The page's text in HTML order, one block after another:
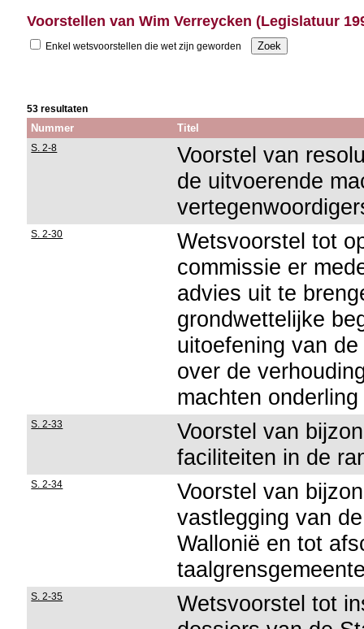
Voorstellen van Wim Verreycken (Legislatuur
Enkel wetsvoorstellen die wet zijn geworden
53 resultaten
Nummer Titel
S. 2-8
Voorstel van
de uitvoerende
S. 2-30
Wetsvoorstel tot
commissie er
advies uit te
grondwettelijke
uitoefening van
over de
machten onderling
S. 2-33
Voorstel van
faciliteiten in de
S. 2-34
Voorstel van
vastlegging van
Wallonië en tot
S. 2-35
Wetsvoorstel tot